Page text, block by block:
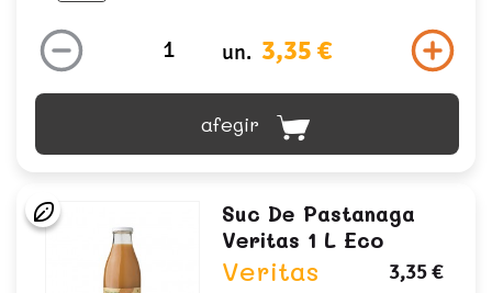
un. 3,35 €
afegir
Suc De Pastanaga
Veritas 1 L Eco
Veritas 3,35 €